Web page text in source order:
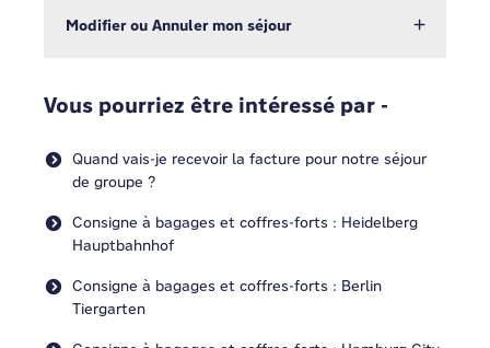
Modifier ou Annuler mon séjour
Vous pourriez être intéressé par -
Quand vais-je recevoir la facture pour notre séjour
de groupe ?
Consigne à bagages et coffres-forts : Heidelberg
Hauptbahnhof
Consigne à bagages et coffres-forts : Berlin
Tiergarten